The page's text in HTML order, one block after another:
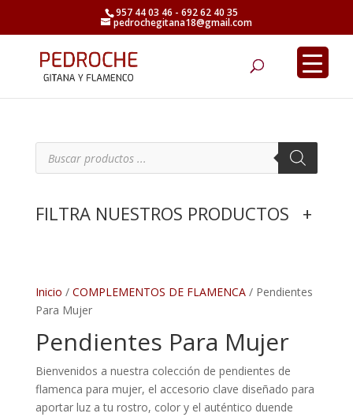
957 44 03 46 - 692 62 40 35
pedrochegitana18@gmail.com
Inicio / COMPLEMENTOS DE FLAMENCA/ Pendientes
Para Mujer
Pendientes Para Mujer
Bienvenidos a nuestra colección de pendientes de
flamenca para mujer, el accesorio clave diseñado para
aportar luz a tu rostro, color y el auténtico duende
B
d
a
d
u
c
o
s
FILTRA NUESTROS PRODUCTOS +